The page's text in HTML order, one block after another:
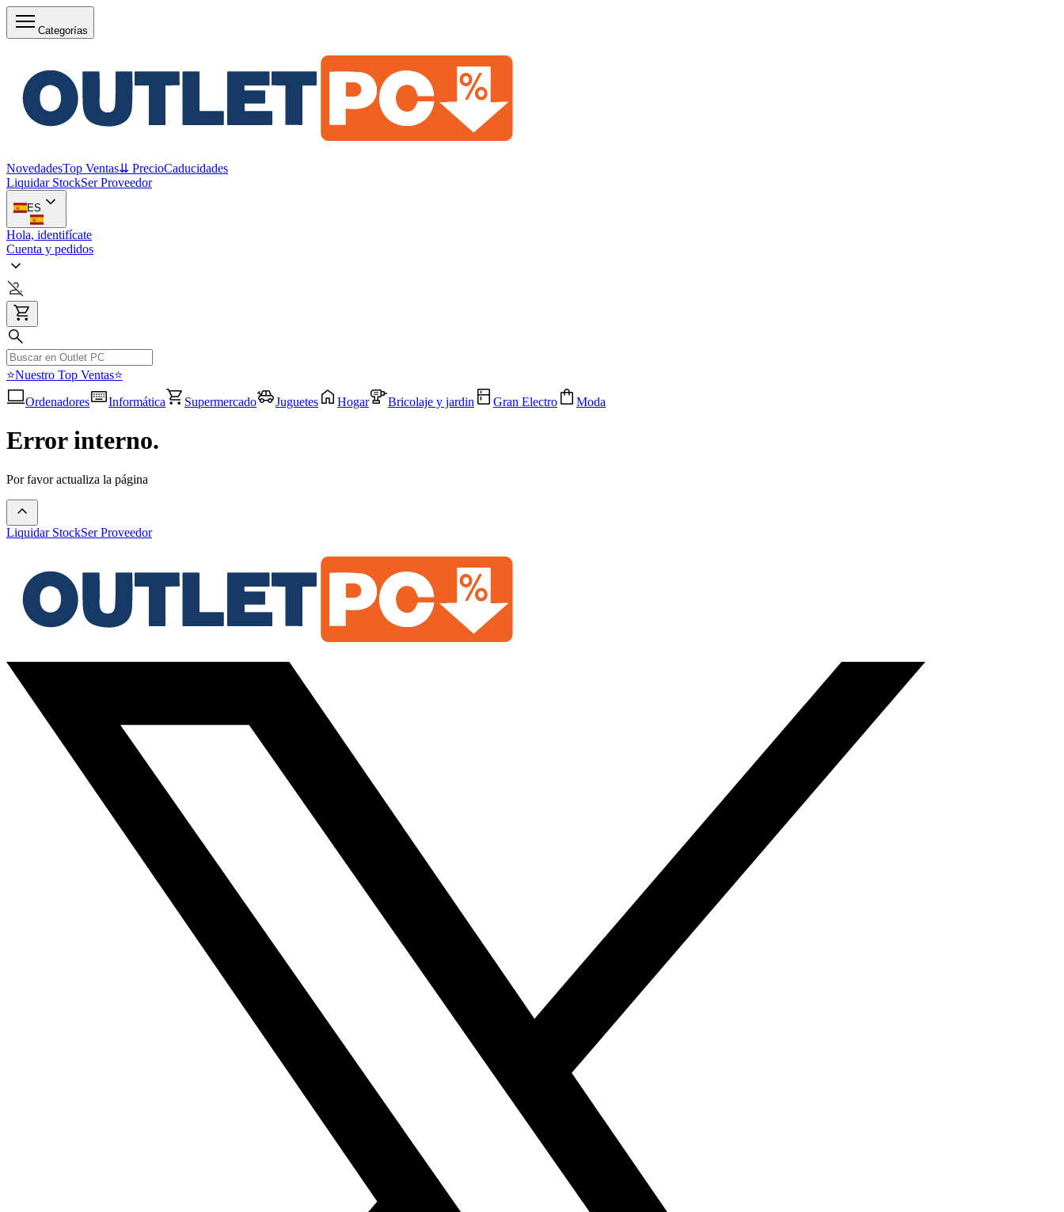
Categorías
NovedadesTop Ventas⇊ PrecioCaducidades
Liquidar StockSer Proveedor
ES
Hola, identifícate
Cuenta y pedidos
⭐Nuestro Top Ventas⭐
Ordenadores
Informática Supermercado Juguetes Hogar Bricolaje y jardin Gran Electro Moda
Error interno.
Por favor actualiza la página
Liquidar StockSer Proveedor